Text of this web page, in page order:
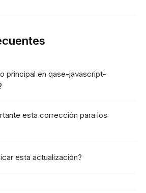
principal en qase-javascript-
esta corrección para los
esta actualización?